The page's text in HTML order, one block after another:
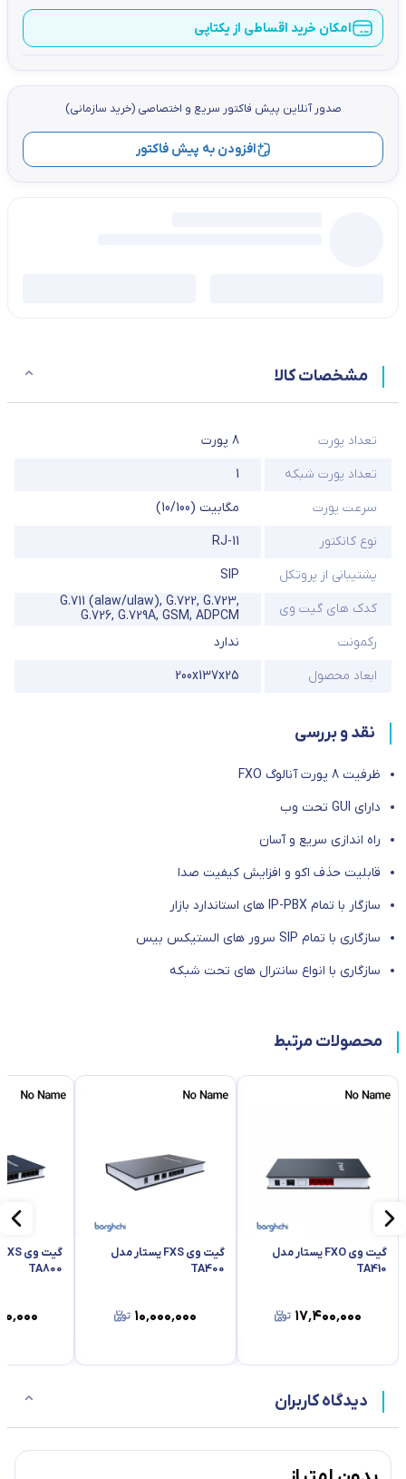
امکان خرید اقساطی از یکتاپی
صدور آنلاین پيش فاكتور سریع و اختصاصي (خرید سازمانی)
افزودن به پیش فاکتور
مشخصات کالا
تعداد پورت
8 پورت
تعداد پورت شبکه
1
سرعت پورت
مگابیت (10/100)
نوع کانکتور
RJ-11
پشتیبانی از پروتکل
SIP
کدک های گیت وی
G.711 (alaw/ulaw), G.722, G.723,
G.726, G.729A, GSM, ADPCM
رکمونت
ندارد
ابعاد محصول
200x137x25
نقد و بررسی
ظرفیت 8 پورت آنالوگ FXO
دارای GUI تحت وب
راه اندازی سریع و آسان
قابلیت حذف اکو و افزایش کیفیت صدا
سازگار با تمام IP-PBX های استاندارد بازار
سازگاری با تمام SIP سرور های الستیکس بیس
سازگاری با انواع سانترال های تحت شبکه
محصولات مرتبط
گیت وی FXO یستار مدل
TA410
۱۷٬۴۰۰٬۰۰۰
گیت وی FXS یستار مدل
TA400
۱۰٬۰۰۰٬۰۰۰
TA800
دیدگاه کاربران